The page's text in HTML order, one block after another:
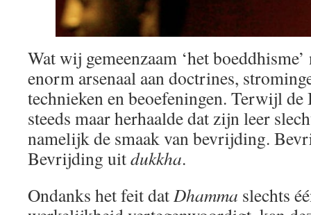
Wat wij gemeenzaam ‘het
enorm arsenaal aan doctrines,
technieken en beoefeningen. Terwijl
steeds maar herhaalde dat zijn leer
namelijk de smaak van bevrijding.
Bevrijding uitdukkha.
Ondanks het feit datDhamma slechts